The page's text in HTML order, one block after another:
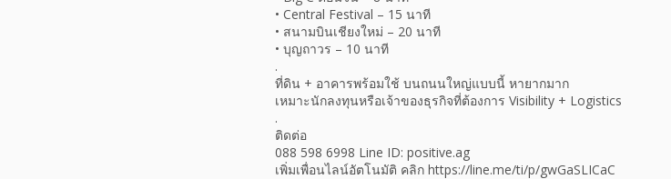
• Central Festival – 15 นาที
• สนามบินเชียงใหม่ – 20 นาที
• บุญถาวร – 10 นาที
.
ที่ดิน + อาคารพร้อมใช้ บนถนนใหญ่แบบนี้ หายากมาก
เหมาะนักลงทุนหรือเจ้าของธุรกิจที่ต้องการ Visibility + Logistics
.
ติดต่อ
088 598 6998 Line ID: positive.ag
เพิ่มเพื่อนไลน์อัตโนมัติ คลิก https://line.me/ti/p/gwGaSLICaC